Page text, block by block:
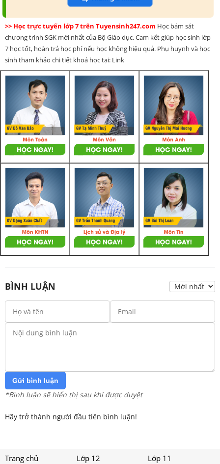
>> Học trực tuyến lớp 7 trên Tuyensinh247.com Học bám sát
chương trình SGK mới nhất của Bộ Giáo dục. Cam kết giúp học sinh lớp
7 học tốt, hoàn trả học phí nếu học không hiệu quả. Phụ huynh và học
sinh tham khảo chi tiết khoá học tại: Link
BÌNH LUẬN
Gửi bình luận
*Bình luận sẽ hiển thị sau khi được duyệt
Hãy trở thành người đầu tiên bình luận!
Trang chủ Lớp 12
Lớp 11